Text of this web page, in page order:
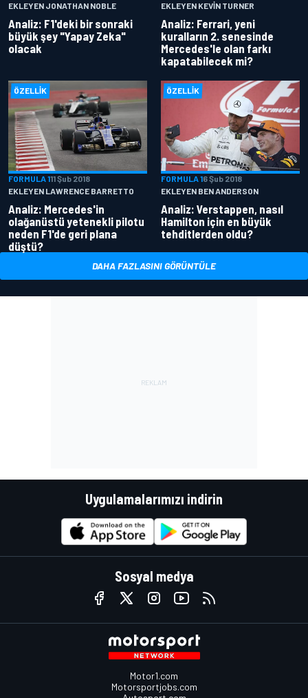
EKLEYEN JONATHAN NOBLE
Analiz: F1'deki bir sonraki
büyük şey "Yapay Zeka"
olacak
EKLEYEN KEVIN TURNER
Analiz: Ferrari, yeni
kuralların 2. senesinde
Mercedes'le olan farkı
kapatabilecek mi?
ÖZELLIK
FORMULA 111 Şub 2018
EKLEYEN LAWRENCE BARRETTO
Analiz: Mercedes'in
olağanüstü yetenekli pilotu
neden F1'de geri plana
düştü?
ÖZELLIK
FORMULA 16 Şub 2018
EKLEYEN BEN ANDERSON
Analiz: Verstappen, nasıl
Hamilton için en büyük
tehditlerden oldu?
DAHA FAZLASINI GÖRÜNTÜLE
Uygulamalarımızı indirin
Sosyal medya
Motor1.com
Motorsportjobs.com